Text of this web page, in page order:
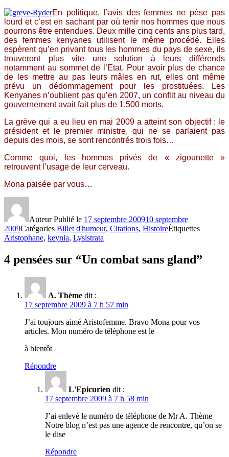
En politique, l’avis des femmes ne pèse pas
lourd et c’est en sachant par où tenir nos hommes que nous
pourrons être entendues. Deux mille cinq cents ans plus tard,
des femmes kenyanes utilisent le même procédé. Elles
espèrent qu’en privant tous les hommes du pays de sexe, ils
trouveront plus vite une solution à leurs différends
notamment au sommet de l’Etat. Pour avoir plus de chance
de les mettre au pas leurs mâles en rut, elles ont même
prévu un dédommagement pour les prostituées. Les
Kenyanes n’oublient pas qu’en 2007, un conflit au niveau du
gouvernement avait fait plus de 1.500 morts.
La grève qui a eu lieu en mai 2009 a atteint son objectif : le
président et le premier ministre, qui ne se parlaient pas
depuis des mois, se sont rencontrés trois fois…
Comme quoi, les hommes privés de « zigounette »
retrouvent l’usage de leur cerveau.
Mona paisée par vous…
AuteurPublié le 17 septembre 200910 septembre
2009Catégories Billet d'humeur, Citations, HistoireÉtiquettes
Aristophane, keynia, Lysistrata
4 pensées sur “Un combat sans gland”
A. Thème dit :
17 septembre 2009 à 7 h 57 min
J’ai toujours aimé Aristofemme. Bravo Mona pour vos
articles. Mon numéro de téléphone est le
à bientôt
Répondre
L'Epicurien dit :
17 septembre 2009 à 7 h 58 min
J’ai enlevé le numéro de téléphone de Mr A. Thème
Notre blog n’est pas une agence de rencontre, qu’on se
le dise
Répondre